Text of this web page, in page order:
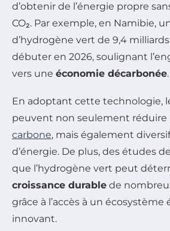
d’obtenir de l’énergie propre
CO₂. Par exemple, en Namibie,
d’hydrogène vert de 9,4
débuter en 2026, soulignant
vers une économie décarbonée.
En adoptant cette technologie,
peuvent non seulement réduire
carbone, mais également
d’énergie. De plus, des études
que l’hydrogène vert peut
croissance durable de
grâce à l’accès à un
innovant.